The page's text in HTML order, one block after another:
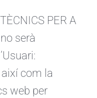
PER A
serà
així com la
web per